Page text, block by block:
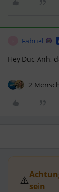
Fabuel
Hey Duc-Anh,
2
⚠️sein